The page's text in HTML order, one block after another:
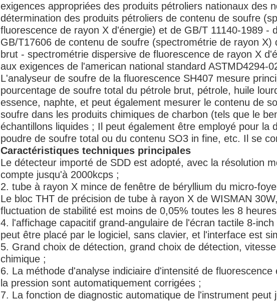
exigences appropriées des produits pétroliers nationaux des
détermination des produits pétroliers de contenu de soufre
fluorescence de rayon X d'énergie) et de GB/T 11140-1989 -
GB/T17606 de contenu de soufre (spectrométrie de rayon
brut - spectrométrie dispersive de fluorescence de rayon X
aux exigences de l'american national standard ASTMD4294-
L'analyseur de soufre de la fluorescence SH407 mesure
pourcentage de soufre total du pétrole brut, pétrole, huile
essence, naphte, et peut également mesurer le contenu de
soufre dans les produits chimiques de charbon (tels que le
échantillons liquides ; Il peut également être employé pour la
poudre de soufre total ou du contenu SO3 in fine, etc. Il se
Caractéristiques techniques principales
Le détecteur importé de SDD est adopté, avec la résolution
compte jusqu'à 2000kcps ;
2. tube à rayon X mince de fenêtre de béryllium du micro-
Le bloc THT de précision de tube à rayon X de WISMAN
fluctuation de stabilité est moins de 0,05% toutes les 8
4. l'affichage capacitif grand-angulaire de l'écran tactile 8-
peut être placé par le logiciel, sans clavier, et l'interface est
5. Grand choix de détection, grand choix de détection,
chimique ;
6. La méthode d'analyse indiciaire d'intensité de
la pression sont automatiquement corrigées ;
7. La fonction de diagnostic automatique de l'instrument peut